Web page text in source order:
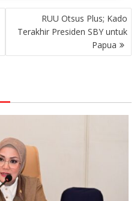
RUU Otsus Plus; Kado
Terakhir Presiden SBY untuk
Papua